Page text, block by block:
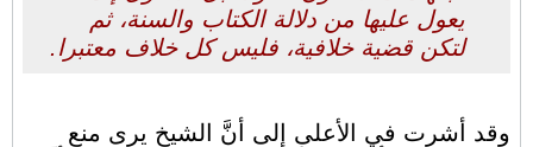
يعول عليها من دلالة الكتاب والسنة، ثم
لتكن قضية خلافية، فليس كل خلاف معتبرا.
وقد أشرت في الأعلى إلى أنَّ الشيخ يرى منع